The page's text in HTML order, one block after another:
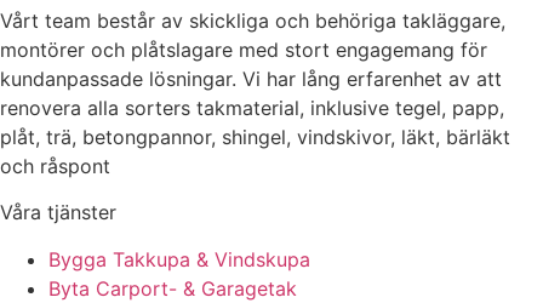
Vårt team består av skickliga och behöriga takläggare,
montörer och plåtslagare med stort engagemang för
kundanpassade lösningar. Vi har lång erfarenhet av att
renovera alla sorters takmaterial, inklusive tegel, papp,
plåt, trä, betongpannor, shingel, vindskivor, läkt, bärläkt
och råspont
Våra tjänster
Bygga Takkupa & Vindskupa
Byta Carport- & Garagetak